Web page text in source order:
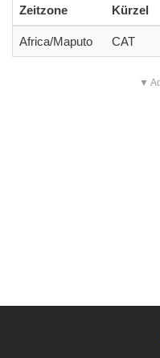
Zeitzone Kürzel
Africa/Maputo CAT
▼